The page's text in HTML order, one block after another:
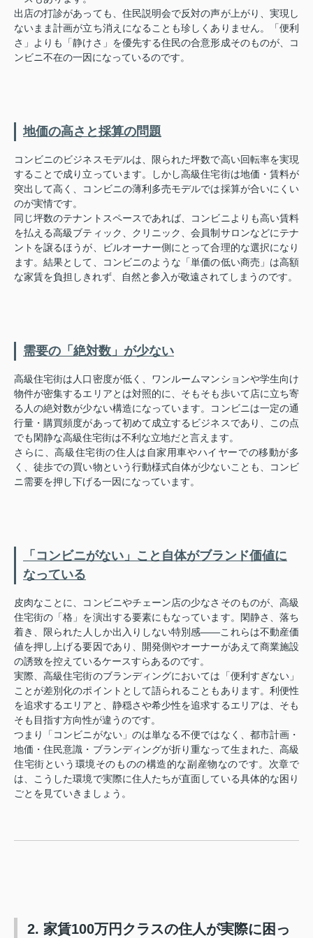
出店の打診があっても、住民説明会で反対の声が上がり、実現し
ないまま計画が立ち消えになることも珍しくありません。「便利
さ」よりも「静けさ」を優先する住民の合意形成そのものが、コ
ンビニ不在の一因になっているのです。
地価の高さと採算の問題
コンビニのビジネスモデルは、限られた坪数で高い回転率を実現
することで成り立っています。しかし高級住宅街は地価・賃料が
突出して高く、コンビニの薄利多売モデルでは採算が合いにくい
のが実情です。
同じ坪数のテナントスペースであれば、コンビニよりも高い賃料
を払える高級ブティック、クリニック、会員制サロンなどにテナ
ントを譲るほうが、ビルオーナー側にとって合理的な選択になり
ます。結果として、コンビニのような「単価の低い商売」は高額
な家賃を負担しきれず、自然と参入が敬遠されてしまうのです。
需要の「絶対数」が少ない
高級住宅街は人口密度が低く、ワンルームマンションや学生向け
物件が密集するエリアとは対照的に、そもそも歩いて店に立ち寄
る人の絶対数が少ない構造になっています。コンビニは一定の通
行量・購買頻度があって初めて成立するビジネスであり、この点
でも閑静な高級住宅街は不利な立地だと言えます。
さらに、高級住宅街の住人は自家用車やハイヤーでの移動が多
く、徒歩での買い物という行動様式自体が少ないことも、コンビ
ニ需要を押し下げる一因になっています。
「コンビニがない」こと自体がブランド価値に
なっている
皮肉なことに、コンビニやチェーン店の少なさそのものが、高級
住宅街の「格」を演出する要素にもなっています。閑静さ、落ち
着き、限られた人しか出入りしない特別感——これらは不動産価
値を押し上げる要因であり、開発側やオーナーがあえて商業施設
の誘致を控えているケースすらあるのです。
実際、高級住宅街のブランディングにおいては「便利すぎない」
ことが差別化のポイントとして語られることもあります。利便性
を追求するエリアと、静穏さや希少性を追求するエリアは、そも
そも目指す方向性が違うのです。
つまり「コンビニがない」のは単なる不便ではなく、都市計画・
地価・住民意識・ブランディングが折り重なって生まれた、高級
住宅街という環境そのものの構造的な副産物なのです。次章で
は、こうした環境で実際に住人たちが直面している具体的な困り
ごとを見ていきましょう。
2. 家賃100万円クラスの住人が実際に困っ